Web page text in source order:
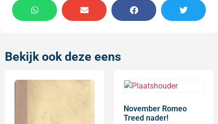
Bekijk ook deze eens
November Romeo
Treed nader!